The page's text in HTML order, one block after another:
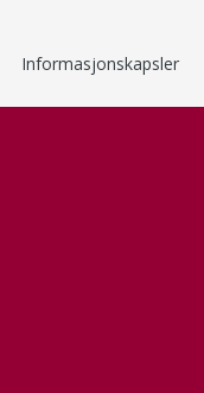
Informasjonskapsler